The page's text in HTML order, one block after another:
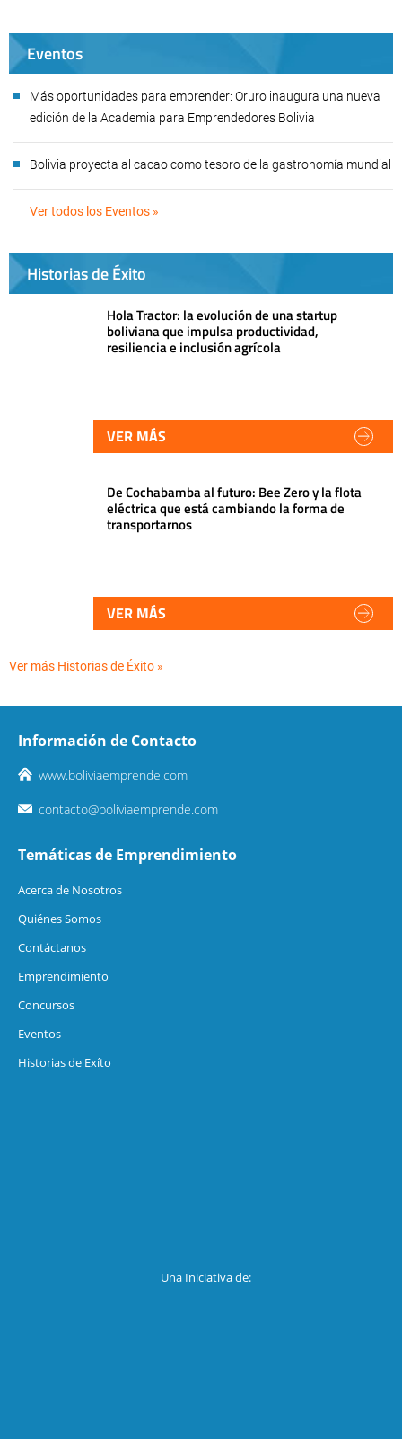
Eventos
Más oportunidades para emprender: Oruro inaugura una nueva
edición de la Academia para Emprendedores Bolivia
Bolivia proyecta al cacao como tesoro de la gastronomía mundial
Ver todos los Eventos »
Historias de Éxito
Hola Tractor: la evolución de una startup
boliviana que impulsa productividad,
resiliencia e inclusión agrícola
VER MÁS
De Cochabamba al futuro: Bee Zero y la flota
eléctrica que está cambiando la forma de
transportarnos
VER MÁS
Ver más Historias de Éxito »
Información de Contacto
www.boliviaemprende.com
contacto@boliviaemprende.com
Temáticas de Emprendimiento
Acerca de Nosotros
Quiénes Somos
Contáctanos
Emprendimiento
Concursos
Eventos
Historias de Exíto
Una Iniciativa de: